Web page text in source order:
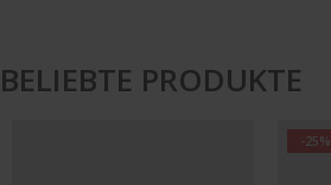
BELIEBTE PRODUKTE
-25%